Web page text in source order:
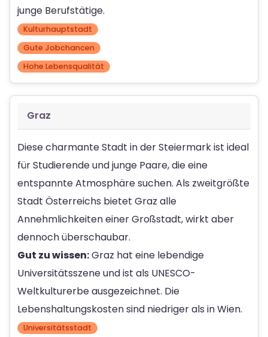
junge Berufstätige.
Kulturhauptstadt
Gute Jobchancen
Hohe Lebensqualität
Graz
Diese charmante Stadt in der Steiermark ist ideal
für Studierende und junge Paare, die eine
entspannte Atmosphäre suchen. Als zweitgrößte
Stadt Österreichs bietet Graz alle
Annehmlichkeiten einer Großstadt, wirkt aber
dennoch überschaubar.
Gut zu wissen:Graz hat eine lebendige
Universitätsszene und ist als UNESCO-
Weltkulturerbe ausgezeichnet. Die
Lebenshaltungskosten sind niedriger als in Wien.
Universitätsstadt